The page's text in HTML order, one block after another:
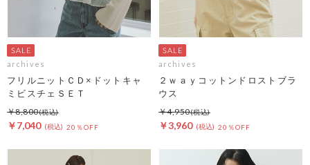
archives
フリルニットＣＤ×ドットキャ
ミビスチェＳＥＴ
￥7,040 20％OFF
￥8,800
archives
２ｗａｙコットンドロストブラ
ウス
￥3,960 20％OFF
￥4,950